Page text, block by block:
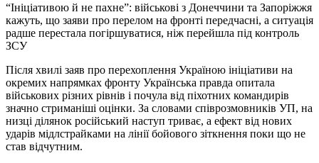
️“Ініціативою й не пахне”: військові з Донеччини та Запоріжжя
кажуть, що заяви про перелом на фронті передчасні, а ситуація
радше перестала погіршуватися, ніж перейшла під контроль
ЗСУ
Після хвилі заяв про перехоплення Україною ініціативи на
окремих напрямках фронту Українська правда опитала
військових різних рівнів і почула від піхотних командирів
значно стриманіші оцінки. За словами співрозмовників УП, на
низці ділянок російський наступ триває, а ефект від нових
ударів мідлстрайками на лінії бойового зіткнення поки що не
став відчутним.